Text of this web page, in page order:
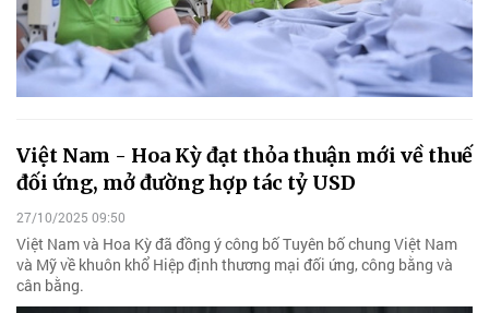
Việt Nam - Hoa Kỳ đạt thỏa thuận mới về thuế
đối ứng, mở đường hợp tác tỷ USD
27/10/2025 09:50
Việt Nam và Hoa Kỳ đã đồng ý công bố Tuyên bố chung Việt Nam
và Mỹ về khuôn khổ Hiệp định thương mại đối ứng, công bằng và
cân bằng.